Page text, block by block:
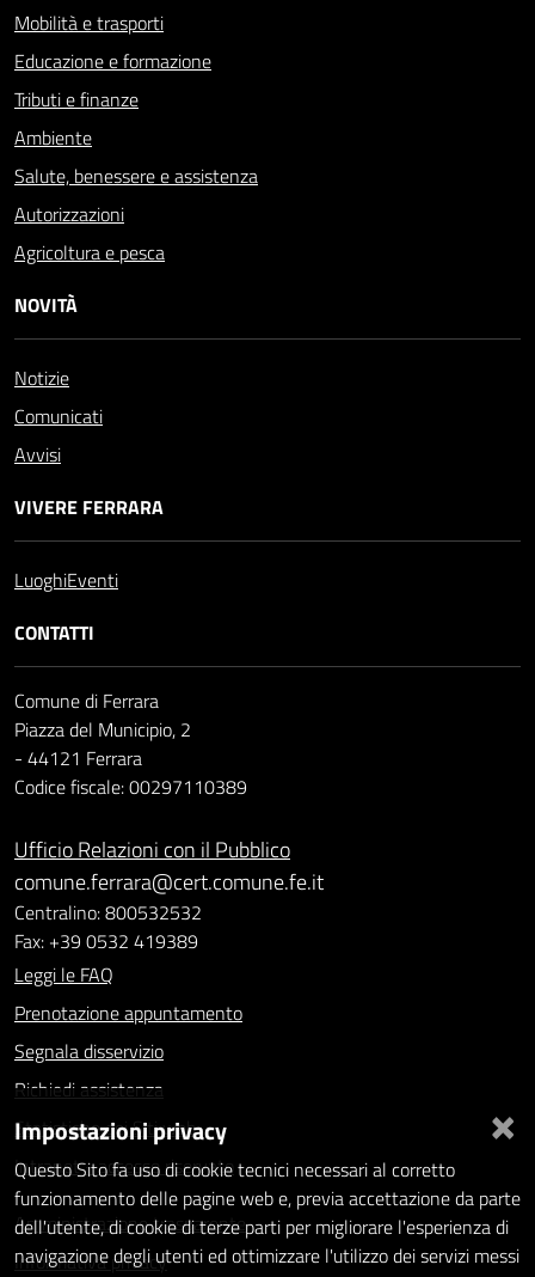
Mobilità e trasporti
Educazione e formazione
Tributi e finanze
Ambiente
Salute, benessere e assistenza
Autorizzazioni
Agricoltura e pesca
NOVITÀ
Notizie
Comunicati
Avvisi
VIVERE FERRARA
LuoghiEventi
CONTATTI
Comune di Ferrara
Piazza del Municipio, 2
- 44121 Ferrara
Codice fiscale: 00297110389
Ufficio Relazioni con il Pubblico
comune.ferrara@cert.comune.fe.it
Centralino: 800532532
Fax: +39 0532 419389
Leggi le FAQ
Prenotazione appuntamento
Segnala disservizio
Richiedi assistenza
Statistiche dei Siti web
Intranet - accesso riservato
Amministrazione trasparente
Informativa privacy
×
Impostazioni privacy
Questo Sito fa uso di cookie tecnici necessari al corretto
funzionamento delle pagine web e, previa accettazione da parte
dell'utente, di cookie di terze parti per migliorare l'esperienza di
navigazione degli utenti ed ottimizzare l'utilizzo dei servizi messi